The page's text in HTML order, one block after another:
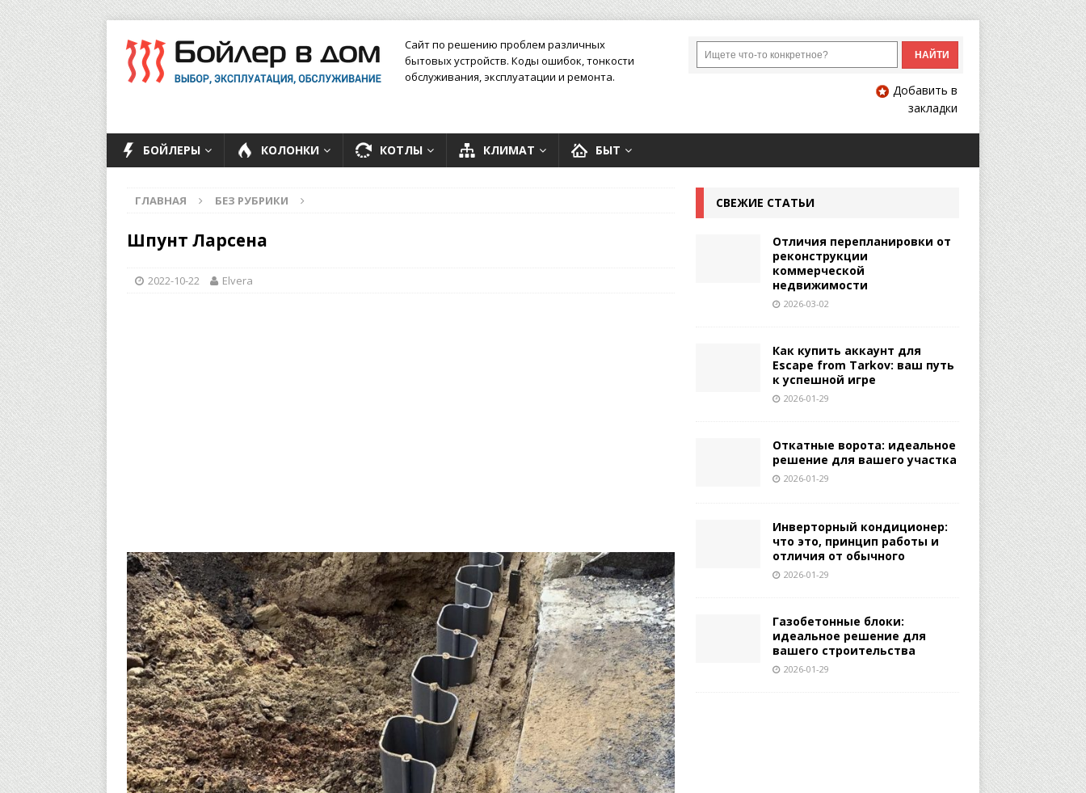
Сайт по решению проблем различных
бытовых устройств. Коды ошибок, тонкости
обслуживания, эксплуатации и ремонта.
Добавить в
закладки
БОЙЛЕРЫ КОЛОНКИ КОТЛЫ КЛИМАТ БЫТ
ГЛАВНАЯ БЕЗ РУБРИКИ
Шпунт Ларсена
2022-10-22 Elvera
СВЕЖИЕ СТАТЬИ
Отличия перепланировки от
реконструкции
коммерческой
недвижимости
2026-03-02
Как купить аккаунт для
Escape from Tarkov: ваш путь
к успешной игре
2026-01-29
Откатные ворота: идеальное
решение для вашего участка
2026-01-29
Инверторный кондиционер:
что это, принцип работы и
отличия от обычного
2026-01-29
Газобетонные блоки:
идеальное решение для
вашего строительства
2026-01-29